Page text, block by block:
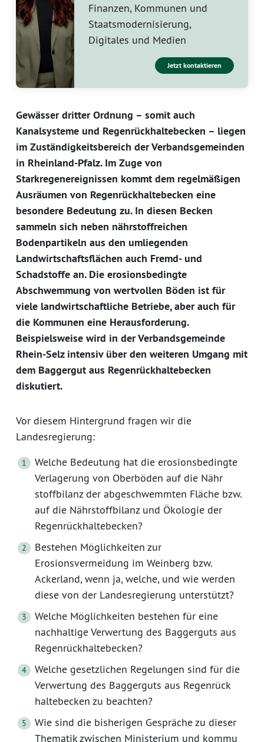
Finanzen, Kommunen und
Staatsmodernisierung,
Digitales und Medien
Jetzt kontaktieren
Gewässer dritter Ordnung – somit auch
Kanalsysteme und Regenrückhaltebecken – liegen
im Zuständigkeitsbereich der Verbandsgemeinden
in Rheinland-Pfalz. Im Zuge von
Starkregenereignissen kommt dem regelmäßigen
Ausräumen von Regenrückhaltebecken eine
besondere Bedeutung zu. In diesen Becken
sammeln sich neben nährstoffreichen
Bodenpartikeln aus den umliegenden
Landwirtschaftsflächen auch Fremd- und
Schadstoffe an. Die erosionsbedingte
Abschwemmung von wertvollen Böden ist für
viele landwirtschaftliche Betriebe, aber auch für
die Kommunen eine Herausforderung.
Beispielsweise wird in der Verbandsgemeinde
Rhein-Selz intensiv über den weiteren Umgang mit
dem Baggergut aus Regenrückhaltebecken
diskutiert.
Vor diesem Hintergrund fragen wir die
Landesregierung:
Welche Bedeutung hat die erosionsbedingte
Verlagerung von Oberböden auf die Nähr
stoffbilanz der abgeschwemmten Fläche bzw.
auf die Nährstoffbilanz und Ökologie der
Regenrückhaltebecken?
Bestehen Möglichkeiten zur
Erosionsvermeidung im Weinberg bzw.
Ackerland, wenn ja, welche, und wie werden
diese von der Landesregierung unterstützt?
Welche Möglichkeiten bestehen für eine
nachhaltige Verwertung des Baggerguts aus
Regenrückhaltebecken?
Welche gesetzlichen Regelungen sind für die
Verwertung des Baggerguts aus Regenrück
haltebecken zu beachten?
Wie sind die bisherigen Gespräche zu dieser
Thematik zwischen Ministerium und kommu